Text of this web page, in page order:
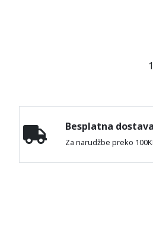
Besplatna dostava
Za narudžbe preko